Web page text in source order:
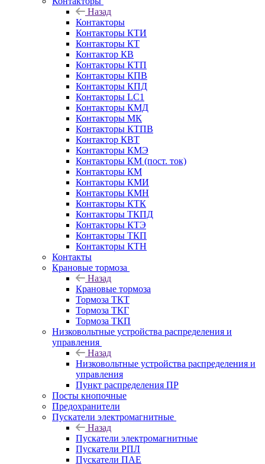
Назад
Контакторы
Контакторы КТИ
Контакторы КТ
Контактор КВ
Контакторы КТП
Контакторы КПВ
Контакторы КПД
Контакторы LC1
Контакторы КМД
Контакторы МК
Контакторы КТПВ
Контактор КВТ
Контакторы КМЭ
Контакторы КМ (пост. ток)
Контакторы КМ
Контакторы КМИ
Контакторы КМН
Контакторы КТК
Контакторы ТКПД
Контакторы КТЭ
Контакторы ТКП
Контакторы КТН
Контакты
Крановые тормоза
Назад
Крановые тормоза
Тормоза ТКТ
Тормоза ТКГ
Тормоза ТКП
Низковольтные устройства распределения и
управления
Назад
Низковольтные устройства распределения и
управления
Пункт распределения ПР
Посты кнопочные
Предохранители
Пускатели электромагнитные
Назад
Пускатели электромагнитные
Пускатели РПЛ
Пускатели ПАЕ